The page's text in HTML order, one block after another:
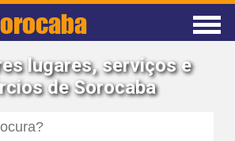
lugares, serviços e
de Sorocaba